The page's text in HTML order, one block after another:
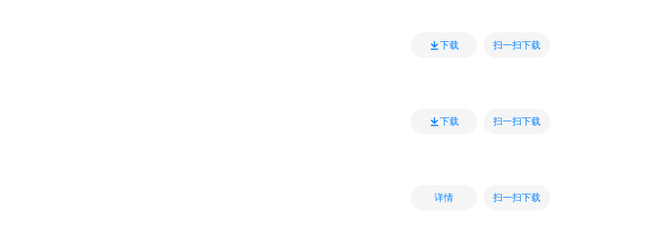
下载 扫一扫下载
下载 扫一扫下载
详情 扫一扫下载